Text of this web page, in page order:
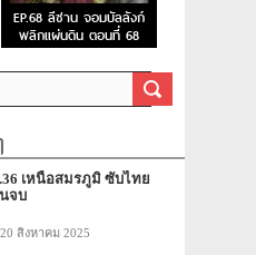
EP.68 ลีซาน จอมบัลลังก์
พลิกแผ่นดิน ตอนที่ 68
เหนือสมรภูมิ ซับไทย
จบ
สิงหาคม 2025